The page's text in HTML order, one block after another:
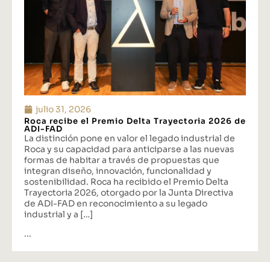
julio 31, 2026
Roca recibe el Premio Delta Trayectoria 2026 de
ADI-FAD
La distinción pone en valor el legado industrial de
Roca y su capacidad para anticiparse a las nuevas
formas de habitar a través de propuestas que
integran diseño, innovación, funcionalidad y
sostenibilidad. Roca ha recibido el Premio Delta
Trayectoria 2026, otorgado por la Junta Directiva
de ADI-FAD en reconocimiento a su legado
industrial y a […]
...